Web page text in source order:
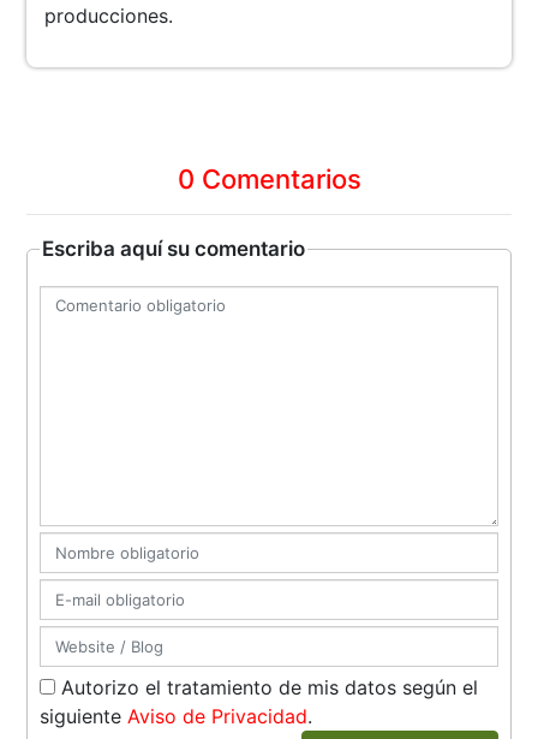
producciones.
0 Comentarios
Escriba aquí su comentario
Autorizo el tratamiento de mis datos según el
siguiente Aviso de Privacidad.